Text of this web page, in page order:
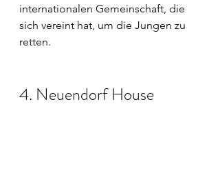
internationalen Gemeinschaft, die
sich vereint hat, um die Jungen zu
retten.
4. Neuendorf House